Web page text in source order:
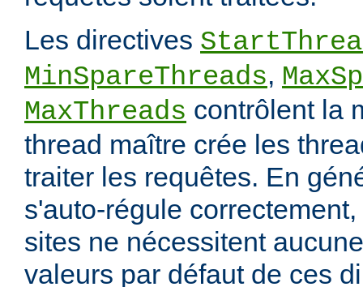
Les directives
MinSpareThreads,
MaxThreads contrôlent la
thread maître crée les
traiter les requêtes. En
s'auto-régule
sites ne nécessitent
valeurs par défaut de ces